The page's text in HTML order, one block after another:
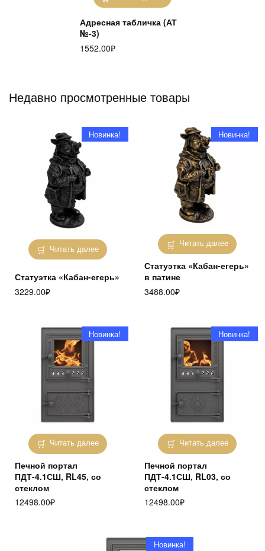
Адресная табличка (АТ
№-3)
1552.00₽
Недавно просмотренные товары
Читать далее
Новинка!
Статуэтка «Кабан-егерь»
3229.00₽
Читать далее
Новинка!
Статуэтка «Кабан-егерь»
в патине
3488.00₽
Читать далее
Новинка!
Печной портал
ПДТ-4.1СШ, RL45, со
стеклом
12498.00₽
Читать далее
Новинка!
Печной портал
ПДТ-4.1СШ, RL03, со
стеклом
12498.00₽
Новинка!